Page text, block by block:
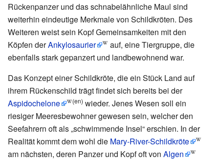
Rückenpanzer und das schnabelähnliche Maul sind
weiterhin eindeutige Merkmale von Schildkröten. Des
Weiteren weist sein Kopf Gemeinsamkeiten mit den
Köpfen derAnkylosaurier
auf, eine Tiergruppe, die
ebenfalls stark gepanzert und landbewohnend war.
Das Konzept einer Schildkröte, die ein Stück Land auf
ihrem Rückenschild trägt findet sich bereits bei der
Aspidochelone
(en) wieder. Jenes Wesen soll ein
riesiger Meeresbewohner gewesen sein, welcher den
Seefahrern oft als „schwimmende Insel“ erschien. In der
Realität kommt dem wohl die Mary-River-Schildkröte
am nächsten, deren Panzer und Kopf oft von Algen